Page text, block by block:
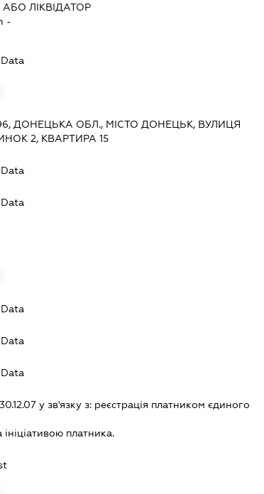
ЛІКВІДАТОР
-
ДОНЕЦЬКА ОБЛ., МІСТО ДОНЕЦЬК, ВУЛИЦЯ
2, КВАРТИРА 15
у зв'язку з: реєстрацiя платником єдиного
iнiцiативою платника.